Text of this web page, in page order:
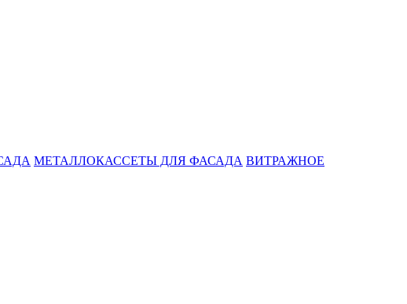
МЕТАЛЛОКАССЕТЫ ДЛЯ ФАСАДА ВИТРАЖНОЕ